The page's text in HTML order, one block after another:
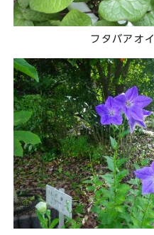
フタバアオイ